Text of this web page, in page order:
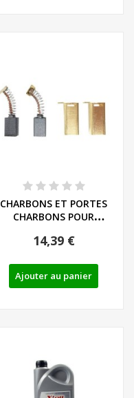
CHARBONS ET PORTES
CHARBONS POUR
14,39 €
Ajouter au panier